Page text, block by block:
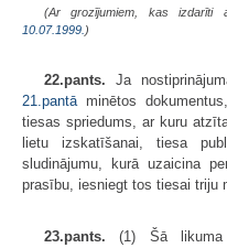
(Ar grozījumiem, kas izdarīti
10.07.1999. )
22.pants. Ja
21.pantāminētos
tiesas spriedums, ar kuru
lietu izskatīšanai, tiesa
sludinājumu, kurā uzaicina
prasību, iesniegt tos tiesai triju
23.pants. (1) Šā